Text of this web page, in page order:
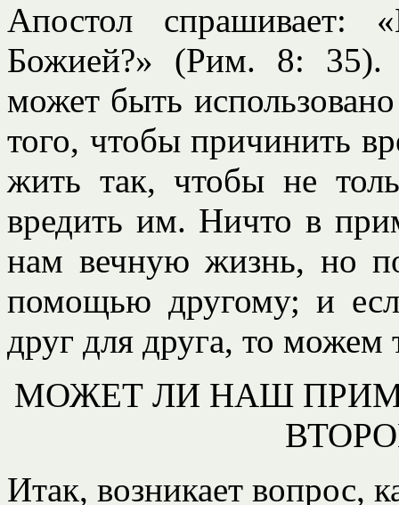
Апостол спрашивает:
Божией?» (Рим. 8: 35).
может быть
того, чтобы причинить
жить так, чтобы не
вредить им. Ничто в
нам вечную жизнь, но
помощью другому; и
друг для друга, то можем
МОЖЕТ ЛИ НАШ
Итак, возникает вопрос,